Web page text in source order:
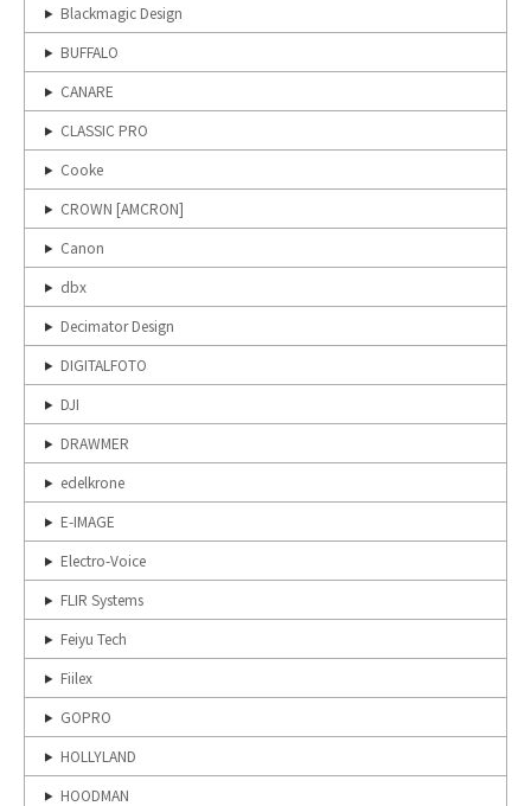
Blackmagic Design
BUFFALO
CANARE
CLASSIC PRO
Cooke
CROWN [AMCRON]
Canon
dbx
Decimator Design
DIGITALFOTO
DJI
DRAWMER
edelkrone
E-IMAGE
Electro-Voice
FLIR Systems
Feiyu Tech
Fiilex
GOPRO
HOLLYLAND
HOODMAN